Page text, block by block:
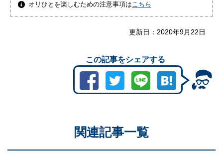
オリひとを楽しむための注意事項はこちら
更新日： 2020年9月22日
この記事をシェアする
関連記事一覧